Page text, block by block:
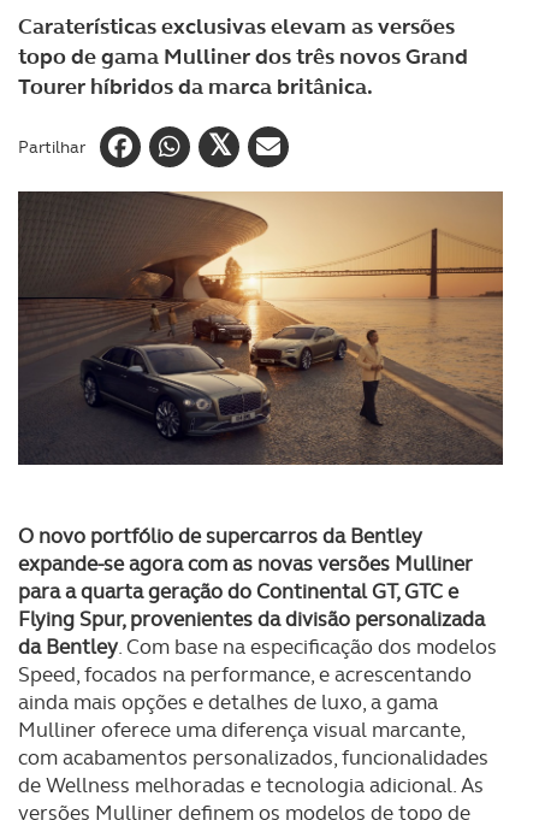
Caraterísticas exclusivas elevam as versões
topo de gama Mulliner dos três novos Grand
Tourer híbridos da marca britânica.
Partilhar
O novo portfólio de supercarros da Bentley
expande-se agora com as novas versões Mulliner
para a quarta geração do Continental GT, GTC e
Flying Spur, provenientes da divisão personalizada
da Bentley. Com base na especificação dos modelos
Speed, focados na performance, e acrescentando
ainda mais opções e detalhes de luxo, a gama
Mulliner oferece uma diferença visual marcante,
com acabamentos personalizados, funcionalidades
de Wellness melhoradas e tecnologia adicional. As
versões Mulliner definem os modelos de topo de